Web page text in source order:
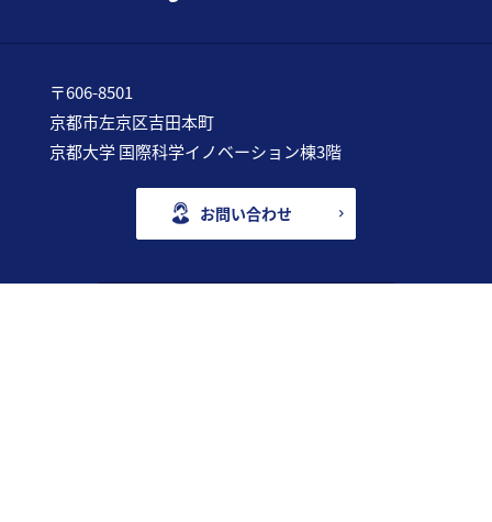
〒606-8501
京都市左京区吉田本町
京都大学 国際科学イノベーション棟3階
お問い合わせ